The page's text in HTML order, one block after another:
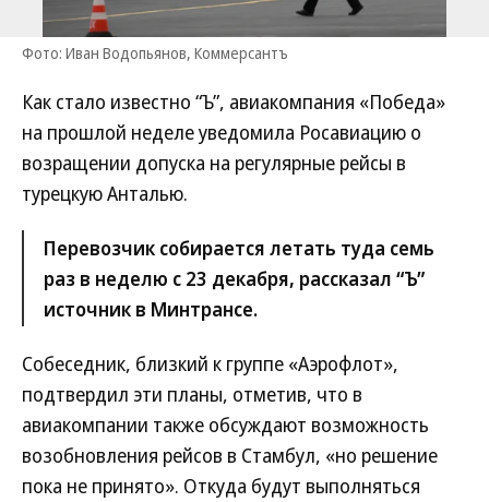
Фото: Иван Водопьянов, Коммерсантъ
Как стало известно “Ъ”, авиакомпания «Победа»
на прошлой неделе уведомила Росавиацию о
возращении допуска на регулярные рейсы в
турецкую Анталью.
Перевозчик собирается летать туда семь
раз в неделю с 23 декабря, рассказал “Ъ”
источник в Минтрансе.
Собеседник, близкий к группе «Аэрофлот»,
подтвердил эти планы, отметив, что в
авиакомпании также обсуждают возможность
возобновления рейсов в Стамбул, «но решение
пока не принято». Откуда будут выполняться